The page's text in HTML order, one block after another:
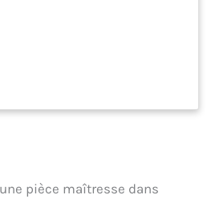
pièce maîtresse dans